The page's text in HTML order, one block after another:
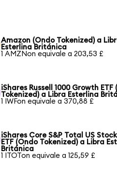
Amazon (Ondo Tokenized) a
Esterlina Británica
1 AMZNon equivale a 203,53 £
iShares Russell 1000 Growth ETF
Tokenized) a Libra Esterlina
1 IWFon equivale a 370,88 £
iShares Core S&P Total US
ETF (Ondo Tokenized) a Libra
Británica
1 ITOTon equivale a 125,59 £